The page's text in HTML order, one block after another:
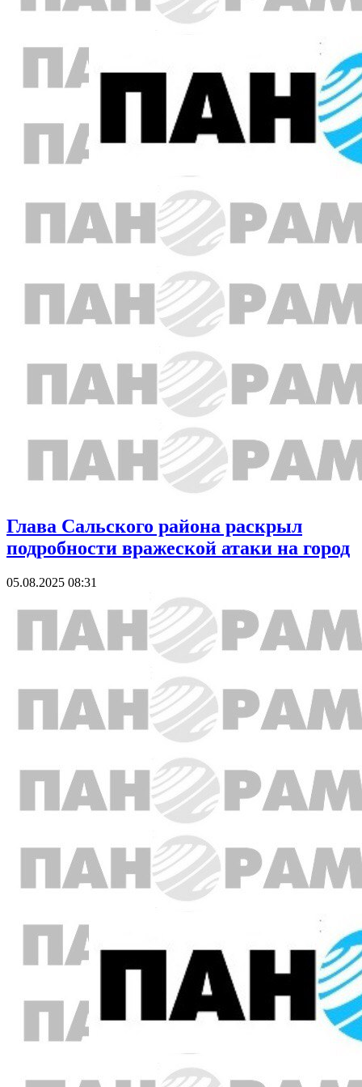
Глава Сальского района раскрыл
подробности вражеской атаки на город
05.08.2025 08:31